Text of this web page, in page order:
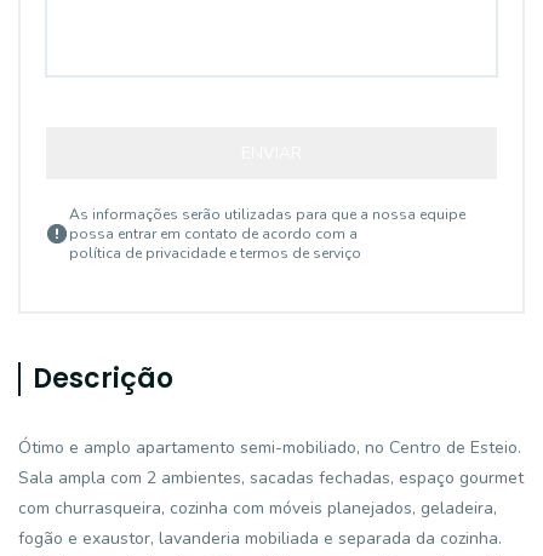
As informações serão utilizadas para que a nossa equipe
possa entrar em contato de acordo com a
política de privacidade e termos de serviço
Descrição
Ótimo e amplo apartamento semi-mobiliado, no Centro de Esteio.
Sala ampla com 2 ambientes, sacadas fechadas, espaço gourmet
com churrasqueira, cozinha com móveis planejados, geladeira,
fogão e exaustor, lavanderia mobiliada e separada da cozinha.